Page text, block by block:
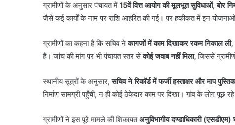
ग्रामीणों के अनुसार पंचायत में 15वें वित्त आयोग की मूलभूत सुविधाओं,बोर
जैसे कई कार्यों के नाम पर राशि आहरित की गई। पर हकीकत में इन योजनाओं
ग्रामीणों का कहना है कि सचिव नेकागजों में काम दिखाकर रकम निकाल ली,
है। जांच की मांग पर भी पंचायत स्तर सेकोई जवाब नहीं मिला, जिससे
स्थानीय सूत्रों के अनुसार,सचिव ने रिकॉर्ड में फर्जी हस्ताक्षर और माप
निर्माण सामग्री पहुँची, न ही कोई ठेकेदार काम पर दिखा। गांव के लोग पूछ
ग्रामीणों ने इस पूरे मामले की शिकायतअनुविभागीय दण्डाधिकारी (एसडीएम)